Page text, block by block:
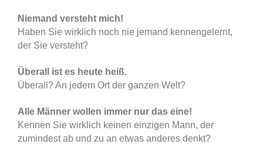
Niemand versteht mich!
Haben Sie wirklich noch nie jemand kennengelernt,
der Sie versteht?
Überall ist es heute heiß.
Überall? An jedem Ort der ganzen Welt?
Alle Männer wollen immer nur das eine!
Kennen Sie wirklich keinen einzigen Mann, der
zumindest ab und zu an etwas anderes denkt?